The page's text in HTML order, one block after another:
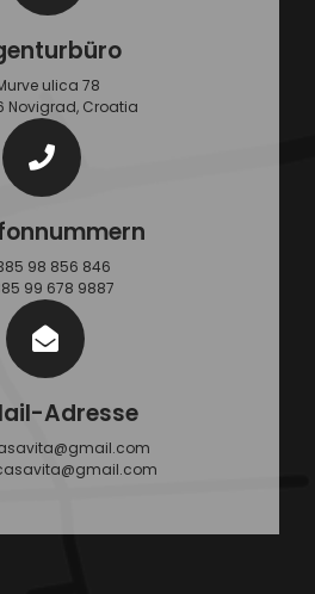
ulica 78
Novigrad, Croatia
98 856 846
99 678 9887
Adresse